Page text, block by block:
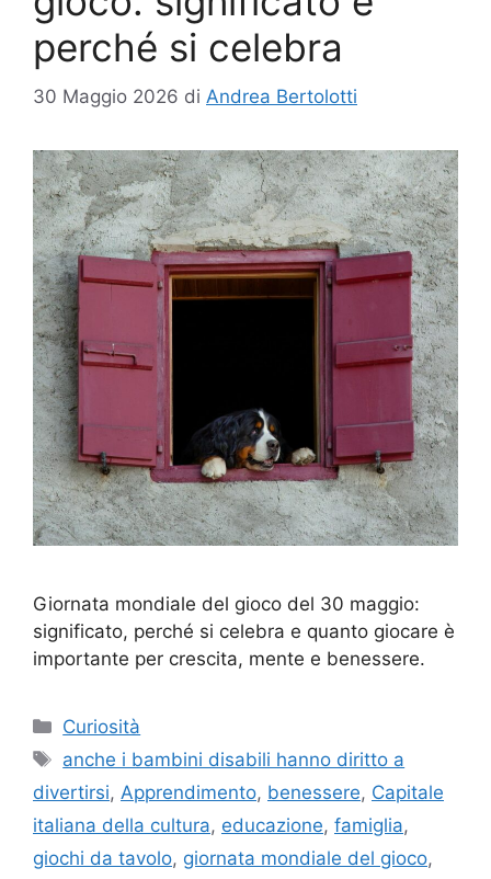
perché si celebra
30 Maggio 2026 di Andrea Bertolotti
Giornata mondiale del gioco del 30 maggio:
significato, perché si celebra e quanto giocare è
importante per crescita, mente e benessere.
Categorie
Curiosità
Tag
anche i bambini disabili hanno diritto a
divertirsi, Apprendimento, benessere, Capitale
italiana della cultura, educazione, famiglia,
giochi da tavolo, giornata mondiale del gioco,